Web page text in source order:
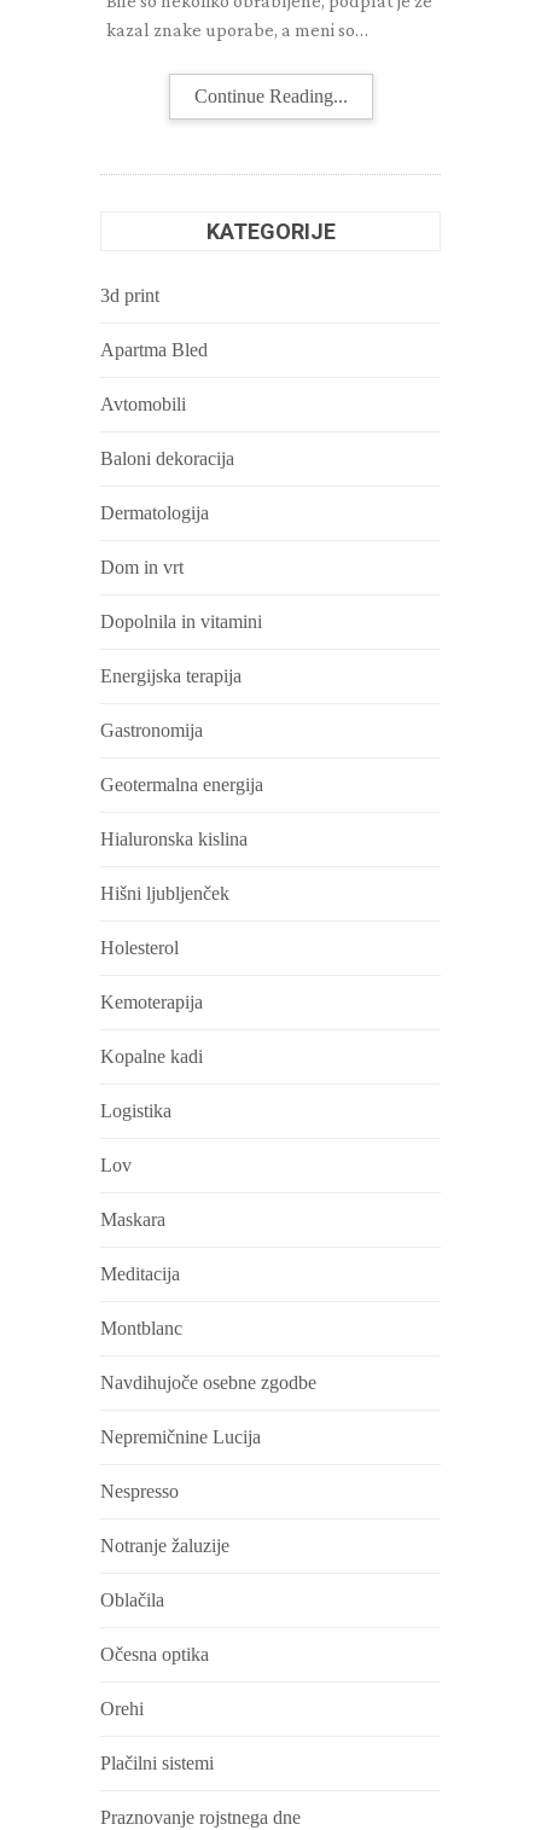
kazal znake uporabe, a meni so…
Continue Reading...
KATEGORIJE
3d print
Apartma Bled
Avtomobili
Baloni dekoracija
Dermatologija
Dom in vrt
Dopolnila in vitamini
Energijska terapija
Gastronomija
Geotermalna energija
Hialuronska kislina
Hišni ljubljenček
Holesterol
Kemoterapija
Kopalne kadi
Logistika
Lov
Maskara
Meditacija
Montblanc
Navdihujoče osebne zgodbe
Nepremičnine Lucija
Nespresso
Notranje žaluzije
Oblačila
Očesna optika
Orehi
Plačilni sistemi
Praznovanje rojstnega dne